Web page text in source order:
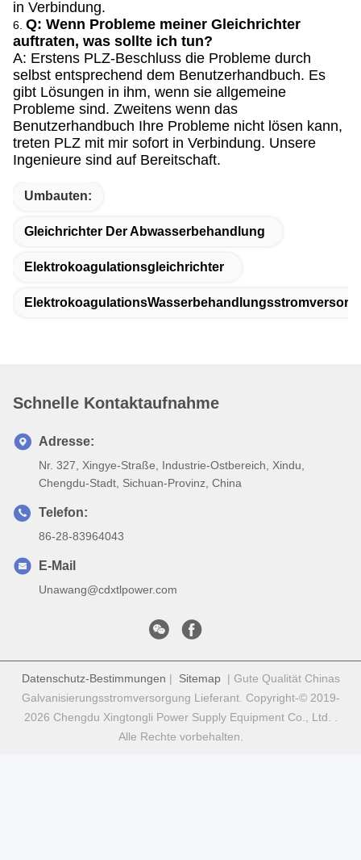
in Verbindung.
6. Q: Wenn Probleme meiner Gleichrichter
auftraten, was sollte ich tun?
A: Erstens PLZ-Beschluss die Probleme durch
selbst entsprechend dem Benutzerhandbuch. Es
gibt Lösungen in ihm, wenn sie allgemeine
Probleme sind. Zweitens wenn das
Benutzerhandbuch Ihre Probleme nicht lösen kann,
treten PLZ mit mir sofort in Verbindung. Unsere
Ingenieure sind auf Bereitschaft.
Umbauten:
Gleichrichter Der Abwasserbehandlung
Elektrokoagulationsgleichrichter
Schnelle Kontaktaufnahme
Adresse:
Nr. 327, Xingye-Straße, Industrie-Ostbereich, Xindu,
Chengdu-Stadt, Sichuan-Provinz, China
Telefon:
86-28-83964043
E-Mail
Unawang@cdxtlpower.com
Datenschutz-Bestimmungen | Sitemap| Gute Qualität Chinas
Galvanisierungsstromversorgung Lieferant. Copyright-© 2019-
2026 Chengdu Xingtongli Power Supply Equipment Co., Ltd. .
Alle Rechte vorbehalten.